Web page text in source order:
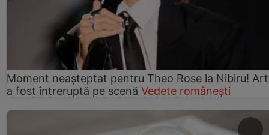
Moment neașteptat pentru Theo Rose la Nibiru!
a fost întreruptă pe scenă Vedete românești